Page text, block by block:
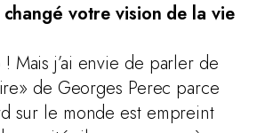
votre vision de la vie
Mais j’ai envie de parler de
de Georges Perec parce
sur le monde est empreint